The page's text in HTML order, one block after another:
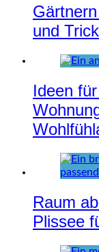
und
Ideen
Raum
Plissee